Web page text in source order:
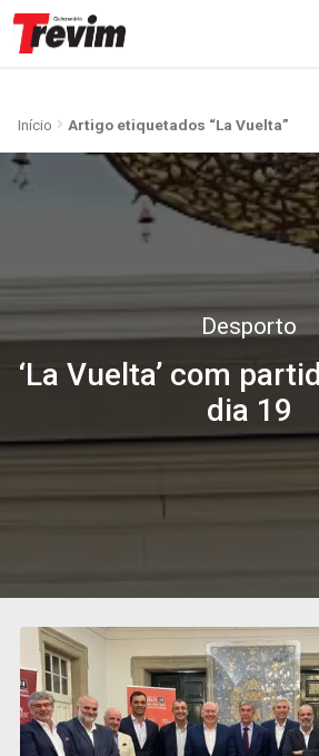
Início Artigo etiquetados “La Vuelta”
Desporto
‘La Vuelta’ com
dia 19